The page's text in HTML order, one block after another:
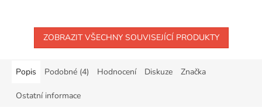
ZOBRAZIT VŠECHNY SOUVISEJÍCÍ PRODUKTY
Popis Podobné (4) Hodnocení Diskuze Značka
Ostatní informace